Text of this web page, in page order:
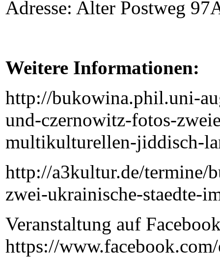
Adresse: Alter Postweg
Weitere Informationen:
http://bukowina.phil.uni-
und-czernowitz-fotos-
multikulturellen-jiddisch-
http://a3kultur.de/termine/
zwei-ukrainische-staedte-
Veranstaltung auf
https://